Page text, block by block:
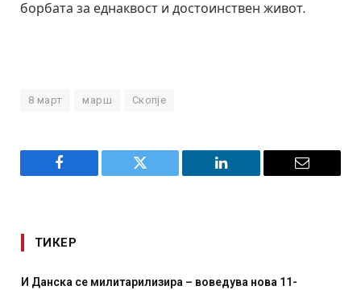
борбата за еднаквост и достоинствен живот.
8 март марш Скопје
Facebook Twitter LinkedIn Email
ТИКЕР
И Данска се милитарилизира – воведува нова 11-